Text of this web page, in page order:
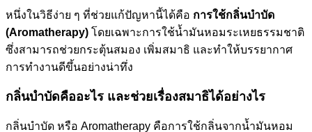
หนึ่งในวิธีง่าย ๆ ที่ช่วยแก้ปัญหานี้ได้คือ การใช้กลิ่นบำบัด
(Aromatherapy) โดยเฉพาะการใช้น้ำมันหอมระเหยธรรมชาติ
ซึ่งสามารถช่วยกระตุ้นสมอง เพิ่มสมาธิ และทำให้บรรยากาศ
การทำงานดีขึ้นอย่างน่าทึ่ง
กลิ่นบำบัดคืออะไร และช่วยเรื่องสมาธิได้อย่างไร
กลิ่นบำบัด หรือ Aromatherapy คือการใช้กลิ่นจากน้ำมันหอม